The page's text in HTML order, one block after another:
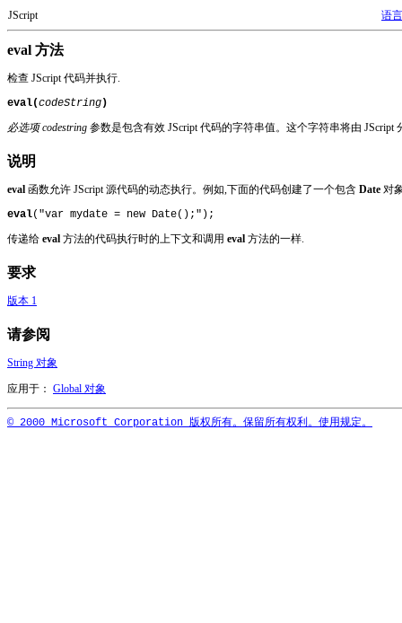
JScript 语
eval 方法
检查 JScript 代码并执行.
eval(codeString)
必选项 codestring 参数是包含有效 JScript 代码的字符串值。这个字符串将由 JScript
说明
eval 函数允许 JScript 源代码的动态执行。例如,下面的代码创建了一个包含 Date 对
eval("var mydate = new Date();");
传递给 eval 方法的代码执行时的上下文和调用 eval 方法的一样.
要求
版本 1
请参阅
String 对象
应用于： Global 对象
© 2000 Microsoft Corporation 版权所有。保留所有权利。使用规定。